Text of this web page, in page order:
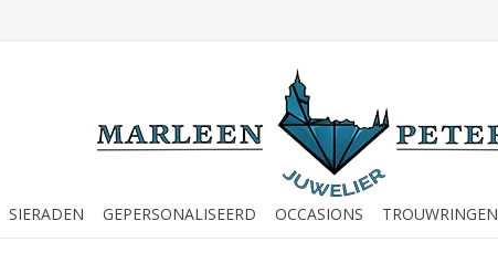
SIERADEN GEPERSONALISEERD OCCASIONS TROUWRINGEN